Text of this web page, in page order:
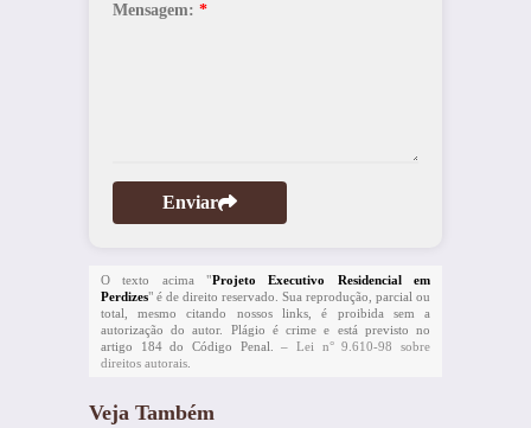
Mensagem: *
Enviar
O texto acima "Projeto Executivo Residencial em
Perdizes" é de direito reservado. Sua reprodução, parcial ou
total, mesmo citando nossos links, é proibida sem a
autorização do autor. Plágio é crime e está previsto no
artigo 184 do Código Penal. –Lei n° 9.610-98 sobre
direitos autorais.
Veja Também